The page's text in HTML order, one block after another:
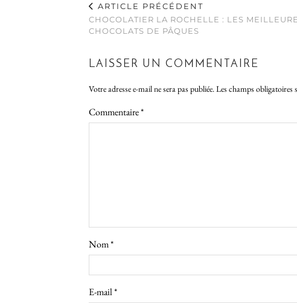
ARTICLE PRÉCÉDENT
CHOCOLATIER LA ROCHELLE : LES
CHOCOLATS DE PÂQUES
LAISSER UN COMMENTAIRE
Votre adresse e-mail ne sera pas publiée. Les champs obligatoires
Commentaire*
Nom*
E-mail*